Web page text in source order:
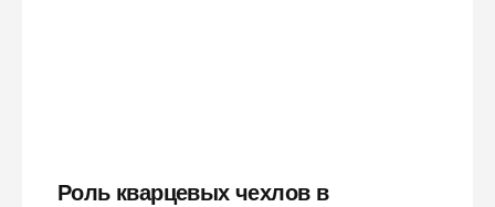
Роль кварцевых чехлов в